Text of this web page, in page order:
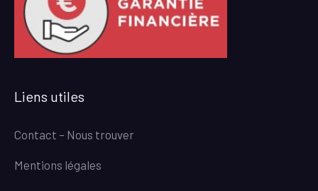
Liens utiles
Contact – Nous trouver
Mentions légales